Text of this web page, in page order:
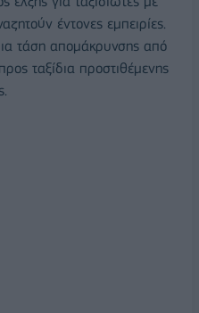
έντονες εμπειρίες.
τάση απομάκρυνσης από
ταξίδια προστιθέμενης